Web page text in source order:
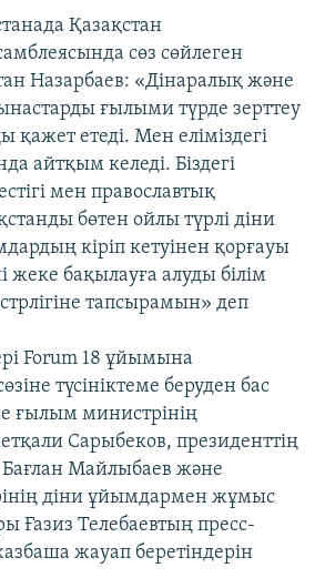
Қазақстан
сөз сөйлеген
Назарбаев: «Дінаралық және
ғылыми түрде зерттеу
қажет етеді. Мен еліміздегі
айтқым келеді. Біздегі
мен православтық
бөтен ойлы түрлі діни
кіріп кетуінен қорғауы
жеке бақылауға алуды білім
тапсырамын» деп
Forum 18 ұйымына
түсініктеме беруден бас
ғылым министрінің
Сарыбеков, президенттің
Майлыбаев және
діни ұйымдармен жұмыс
Ғазиз Телебаевтың пресс-
жауап беретіндерін